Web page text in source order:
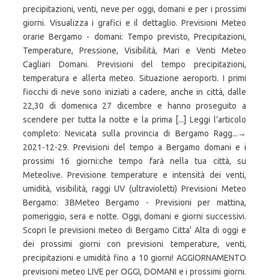
precipitazioni, venti, neve per oggi, domani e per i prossimi
giorni. Visualizza i grafici e il dettaglio. Previsioni Meteo
orarie Bergamo - domani: Tempo previsto, Precipitazioni,
Temperature, Pressione, Visibilità, Mari e Venti Meteo
Cagliari Domani. Previsioni del tempo precipitazioni,
temperatura e allerta meteo. Situazione aeroporti. I primi
fiocchi di neve sono iniziati a cadere, anche in città, dalle
22,30 di domenica 27 dicembre e hanno proseguito a
scendere per tutta la notte e la prima [...] Leggi l'articolo
completo: Nevicata sulla provincia di Bergamo Ragg...→
2021-12-29. Previsioni del tempo a Bergamo domani e i
prossimi 16 giorni:che tempo farà nella tua città, su
Meteolive. Previsione temperature e intensità dei venti,
umidità, visibilità, raggi UV (ultravioletti) Previsioni Meteo
Bergamo: 3BMeteo Bergamo - Previsioni per mattina,
pomeriggio, sera e notte. Oggi, domani e giorni successivi.
Scopri le previsioni meteo di Bergamo Citta' Alta di oggi e
dei prossimi giorni con previsioni temperature, venti,
precipitazioni e umidità fino a 10 giorni! AGGIORNAMENTO
previsioni meteo LIVE per OGGI, DOMANI e i prossimi giorni.